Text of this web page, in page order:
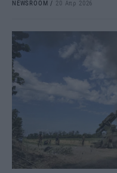
NEWSROOM / 20 Απρ 2026